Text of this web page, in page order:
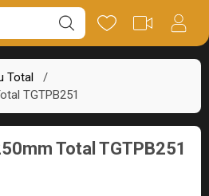
Total
/
TGTPB251
Review
Total TGTPB251